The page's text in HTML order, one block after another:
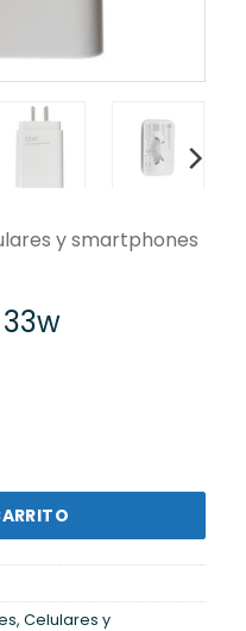
y smartphones
cantidad
, Celulares y